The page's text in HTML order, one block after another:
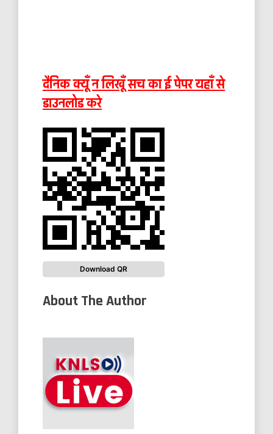
दैनिक क्यूँ न लिखूँ सच का ई पेपर यहाँ से
डाउनलोड करे
Download QR
About The Author